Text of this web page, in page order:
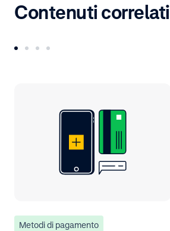
Contenuti correlati
Metodi di pagamento